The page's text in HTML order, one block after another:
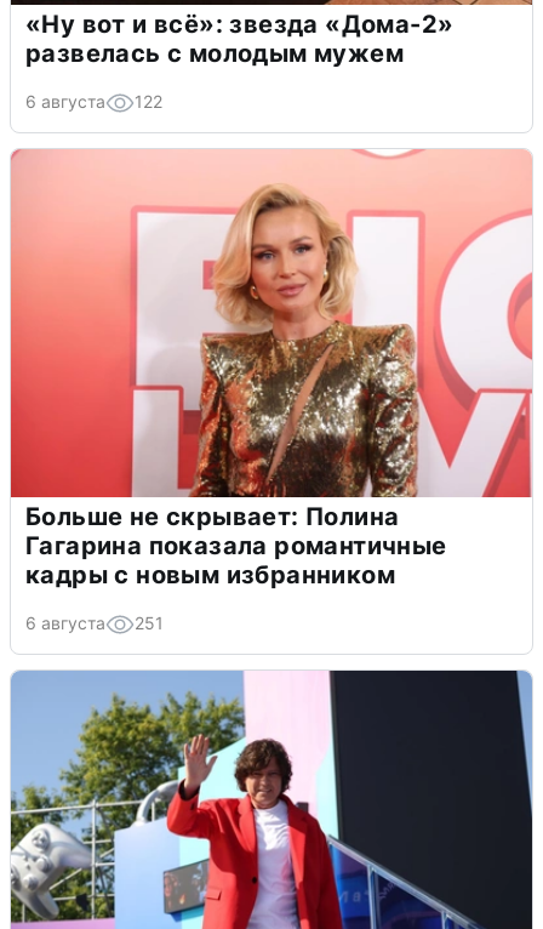
«Ну вот и всё»: звезда «Дома-2»
развелась с молодым мужем
6 августа 122
Больше не скрывает: Полина
Гагарина показала романтичные
кадры с новым избранником
6 августа 251